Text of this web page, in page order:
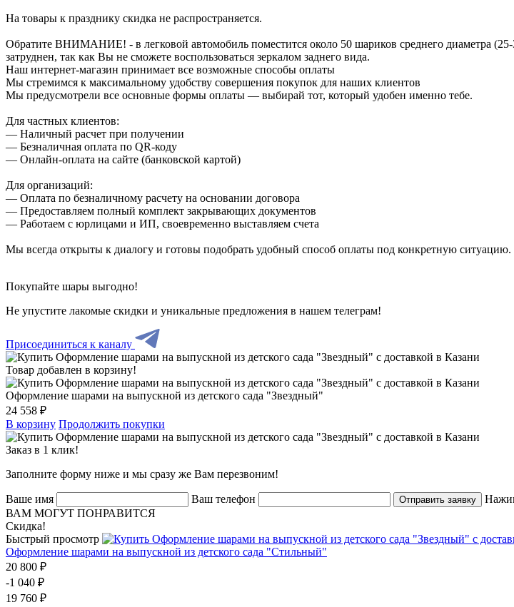
На товары к празднику скидка не распространяется.
Обратите ВНИМАНИЕ! - в легковой автомобиль поместится около 50 шариков среднего диаметра
затруднен, так как Вы не сможете воспользоваться зеркалом заднего вида.
Наш интернет-магазин принимает все возможные способы оплаты
Мы стремимся к максимальному удобству совершения покупок для наших клиентов
Мы предусмотрели все основные формы оплаты — выбирай тот, который удобен именно тебе.
Для частных клиентов:
— Наличный расчет при получении
— Безналичная оплата по QR-коду
— Онлайн-оплата на сайте (банковской картой)
Для организаций:
— Оплата по безналичному расчету на основании договора
— Предоставляем полный комплект закрывающих документов
— Работаем с юрлицами и ИП, своевременно выставляем счета
Мы всегда открыты к диалогу и готовы подобрать удобный способ оплаты под конкретную ситуацию.
Покупайте шары выгодно!
Не упустите лакомые скидки и уникальные предложения в нашем телеграм!
Присоединиться к каналу
Товар добавлен в корзину!
Оформление шарами на выпускной из детского сада "Звездный"
24 558 ₽
В корзину Продолжить покупки
Заказ в 1 клик!
Заполните форму ниже и мы сразу же Вам перезвоним!
Ваше имя Ваш телефон Отправить заявку
ВАМ МОГУТ ПОНРАВИТСЯ
Скидка!
Быстрый просмотр
Оформление шарами на выпускной из детского сада "Стильный"
20 800 ₽
-1 040 ₽
19 760 ₽